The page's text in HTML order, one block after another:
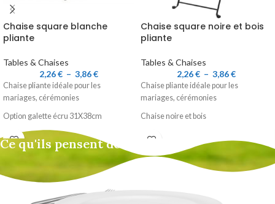
Chaise square blanche
pliante
Tables & Chaises
2,26€ – 3,86€
Chaise pliante idéale pour les
mariages, cérémonies
Option galette écru 31X38cm
Chaise square noire et bois
pliante
Tables & Chaises
2,26€ – 3,86€
Chaise pliante idéale pour les
mariages, cérémonies
Chaise noire et bois
Option galette écru 31X38cm
Ce qu'ils pensent de nous